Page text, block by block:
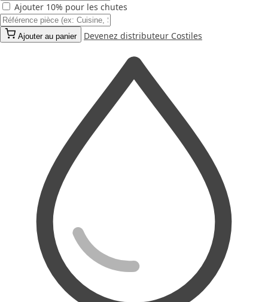
Ajouter 10% pour les chutes
Ajouter au panier Devenez distributeur Costiles